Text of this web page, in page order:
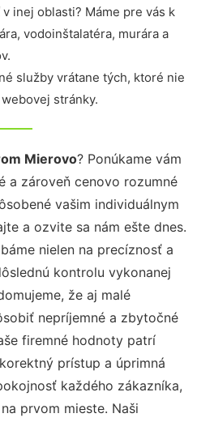
inej oblasti? Máme pre vás k
vodoinštalatéra, murára a
služby vrátane tých, ktoré nie
stránky.
Mierovo? Ponúkame vám
a zároveň cenovo rozumné
vašim individuálnym
a ozvite sa nám ešte dnes.
nielen na precíznosť a
kontrolu vykonanej
že aj malé
nepríjemné a zbytočné
firemné hodnoty patrí
prístup a úprimná
každého zákazníka,
prvom mieste. Naši